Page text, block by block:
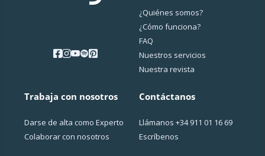
¿Quiénes somos?
¿Cо́mo funciona?
FAQ
Nuestros servicios
Nuestra revista
Trabaja con nosotros
Darse de alta como Experto
Colaborar con nosotros
Contáctanos
Llámanos +34 911 01 16 69
Escríbenos